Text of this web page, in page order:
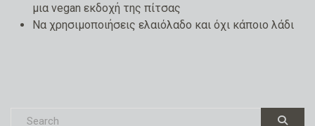
μια vegan εκδοχή της πίτσας
Να χρησιμοποιήσεις ελαιόλαδο και όχι κάποιο λάδι